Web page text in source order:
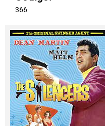
366